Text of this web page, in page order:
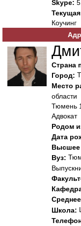
Skype:
Коучинг
Страна
Город:
Место
области
Тюмень
Адвокат
Родом
Дата
Высшее
Вуз:
Школа: